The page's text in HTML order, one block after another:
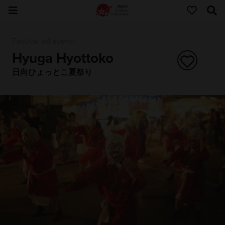
Hyuga Hyottoko
日向ひょっとこ夏祭り